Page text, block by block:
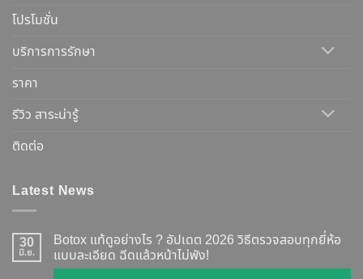
โปรโมชั่น
บริการการรักษา
ราคา
รีวิว สาระน่ารู้
ติดต่อ
Latest News
30
มิ.ย.
Botox แท้ดูอย่างไร ? อัปเดต 2026 วิธีตรวจสอบทุกยี่ห้อ
แบบละเอียด ฉีดแล้วหน้าไม่พัง!